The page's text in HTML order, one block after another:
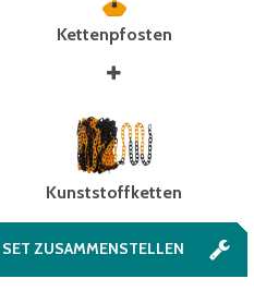
Kettenpfosten
Kunststoffketten
SET ZUSAMMENSTELLEN